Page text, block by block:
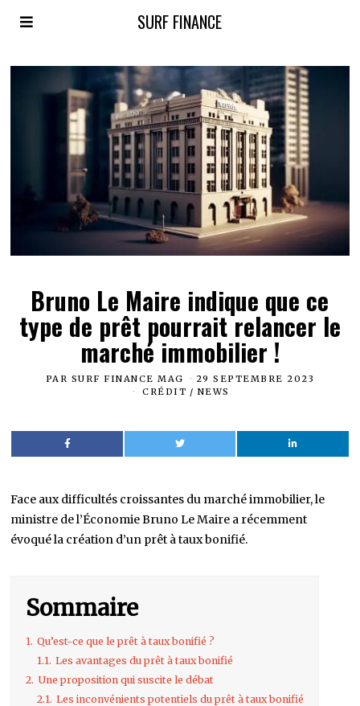
SURF FINANCE
Bruno Le Maire indique que ce
type de prêt pourrait relancer le
marché immobilier !
PAR SURF FINANCE MAG
29 SEPTEMBRE 2023
CRÉDIT / NEWS
Face aux difficultés croissantes du marché immobilier, le
ministre de l’Économie Bruno Le Maire a récemment
évoqué la création d’un prêt à taux bonifié.
Sommaire
1. Qu’est-ce que le prêt à taux bonifié ?
1.1. Les avantages du prêt à taux bonifié
2. Une proposition qui suscite le débat
2.1. Les inconvénients potentiels du prêt à taux bonifié